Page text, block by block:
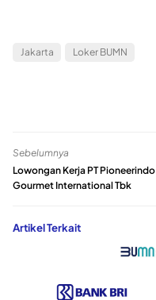
Jakarta Loker BUMN
Sebelumnya
Lowongan Kerja PT Pioneerindo
Gourmet International Tbk
Artikel Terkait